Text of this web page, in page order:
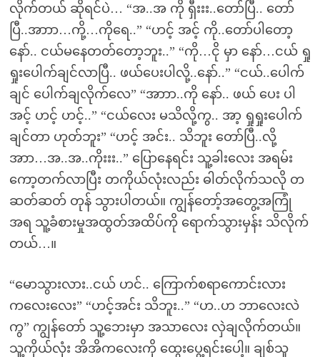
လိုက်တယ် ဆိုရင်ပဲ… “အ..အ ကို ရှီးးး..တော်ပြီ.. တော်
ပြီ..အာာာ…ကို့…ကိုရေ..” “ဟင့် အင့် ကို..တော်ပါတော့
နော်.. ငယ်မနေတတ်တော့ဘူး..” “ကို…ငို မှာ နော်…ငယ် ရှု
ရှုးပေါက်ချင်လာပြီ.. ဖယ်ပေးပါလို့..နော်..” “ငယ်..ပေါက်
ချင် ပေါက်ချလိုက်လေ” “အာာာ..ကို နော်.. ဖယ် ပေး ပါ
အင့် ဟင့် ဟင့်..” “ငယ်လေး မသိလို့ကွ.. အာ့ ရှုရှုးပေါက်
ချင်တာ ဟုတ်ဘူး” “ဟင့် အင်း.. သိဘူး တော်ပြီ..လို့
အာာ…အ..အ..ကိုးးး..” ပြောနေရင်း သူ့ခါးလေး အရမ်း
ကော့တက်လာပြီး တကိုယ်လုံးလည်း ဓါတ်လိုက်သလို တ
ဆတ်ဆတ် တုန် သွားပါတယ်။ ကျွန်တော့်အတွေ့အကြုံ
အရ သူ့ခံစားမှုအထွတ်အထိပ်ကို ရောက်သွားမှန်း သိလိုက်
တယ်…။
“မောသွားလား..ငယ် ဟင်.. ကြောက်စရာကောင်းလား
ကလေးလေး” “ဟင့်အင်း သိဘူး..” “ဟ..ဟ ဘာလေးလဲ
ကွ” ကျွန်တော် သူ့ဘေးမှာ အသာလေး လှဲချလိုက်တယ်။
သူ့ကိုယ်လုံး အိအိကလေးကို ထွေးပွေ့ရင်းပေါ့။ ချစ်သူ